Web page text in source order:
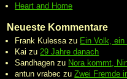
Heart and Home
Neueste Kommentare
Frank Kulessa zu Ein Volk, ein
Kai zu 29 Jahre danach
Sandhagen zu Nora kommt,
antun vrabec zuZwei Fremde